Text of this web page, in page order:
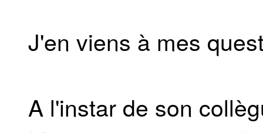
J'en viens à mes
A l'instar de son